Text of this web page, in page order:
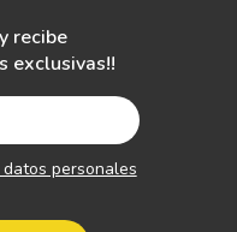
recibe
exclusivas!!
personales